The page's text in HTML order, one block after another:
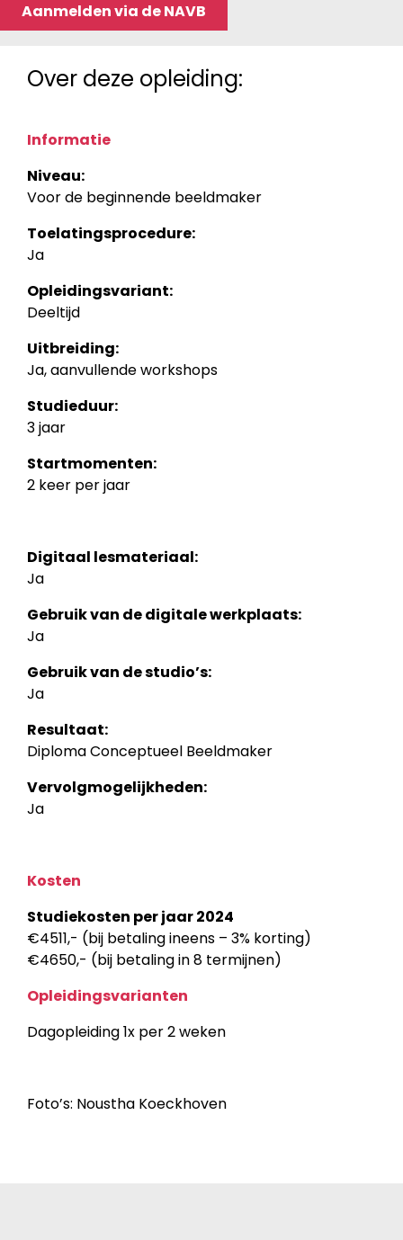
Over deze opleiding:
Informatie
Niveau:
Voor de beginnende beeldmaker
Toelatingsprocedure:
Ja
Opleidingsvariant:
Deeltijd
Uitbreiding:
Ja, aanvullende workshops
Studieduur:
3 jaar
Startmomenten:
2 keer per jaar
Digitaal lesmateriaal:
Ja
Gebruik van de digitale werkplaats:
Ja
Gebruik van de studio’s:
Ja
Resultaat:
Diploma Conceptueel Beeldmaker
Vervolgmogelijkheden:
Ja
Kosten
Studiekosten per jaar 2024
€4511,- (bij betaling ineens – 3% korting)
€4650,- (bij betaling in 8 termijnen)
Opleidingsvarianten
Dagopleiding 1x per 2 weken
Foto’s: Noustha Koeckhoven
Aanmelden via de NAVB